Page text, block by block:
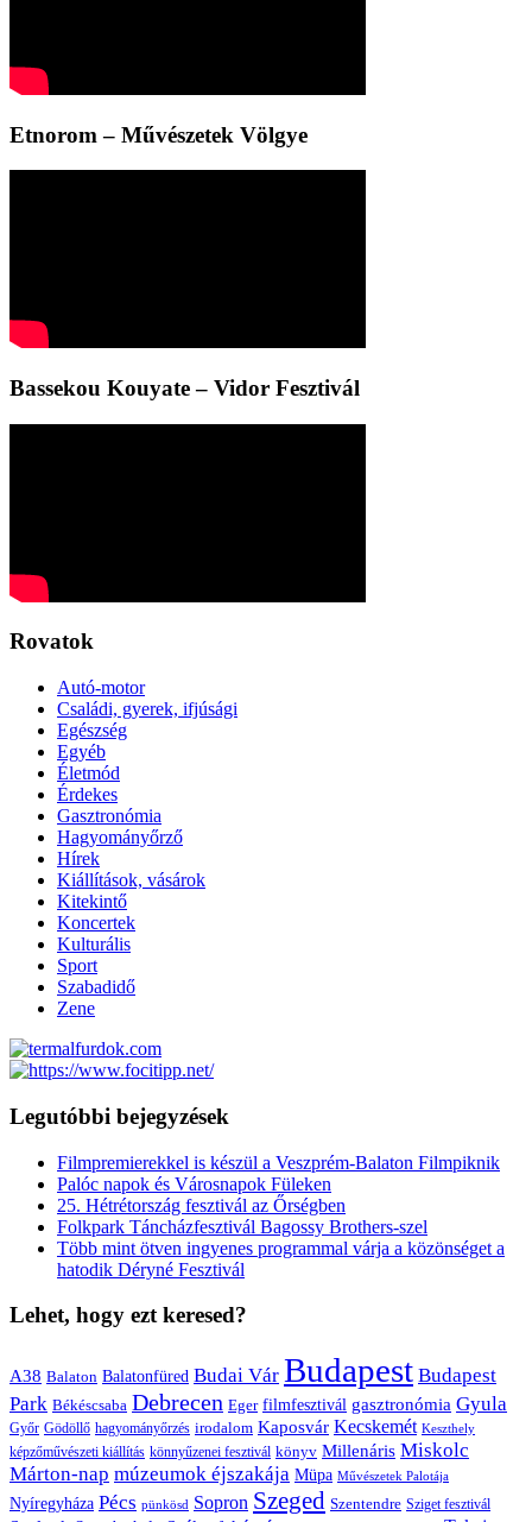
Etnorom – Művészetek Völgye
Bassekou Kouyate – Vidor Fesztivál
Rovatok
Autó-motor
Családi, gyerek, ifjúsági
Egészség
Egyéb
Életmód
Érdekes
Gasztronómia
Hagyományőrző
Hírek
Kiállítások, vásárok
Kitekintő
Koncertek
Kulturális
Sport
Szabadidő
Zene
Legutóbbi bejegyzések
Filmpremierekkel is készül a Veszprém-Balaton Filmpiknik
Palóc napok és Városnapok Füleken
25. Hétrétország fesztivál az Őrségben
Folkpark Táncházfesztivál Bagossy Brothers-szel
Több mint ötven ingyenes programmal várja a közönséget a
hatodik Déryné Fesztivál
Lehet, hogy ezt keresed?
A38 Balaton Balatonfüred Budai Vár Budapest Budapest
Park Békéscsaba Debrecen Eger filmfesztivál gasztronómia Gyula
Győr Gödöllő hagyományőrzés irodalom Kaposvár Kecskemét Keszthely
képzőművészeti kiállítás könnyűzenei fesztivál könyv Millenáris Miskolc
Márton-nap múzeumok éjszakája Müpa Művészetek Palotája
Nyíregyháza Pécs pünkösd Sopron Szeged Szentendre Sziget fesztivál